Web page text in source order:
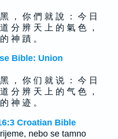
， 你 們 就 說 ： 今 日
分 辨 天 上 的 氣 色 ，
神 蹟 。
Bible: Union
， 你 们 就 说 ： 今 日
分 辨 天 上 的 气 色 ，
神 迹 。
Croatian Bible
nebo se tamno